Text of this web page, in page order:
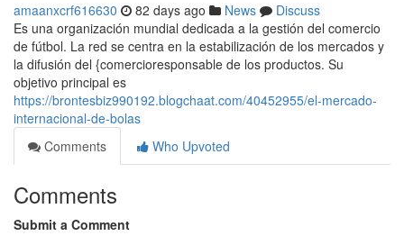
amaanxcrf616630 82 days ago News
Discuss
Es una organización mundial dedicada a la gestión del comercio
de fútbol. La red se centra en la estabilización de los mercados y
la difusión del {comercioresponsable de los productos. Su
objetivo principal es
https://brontesbiz990192.blogchaat.com/40452955/el-mercado-
internacional-de-bolas
Comments
Who Upvoted
Comments
Submit a Comment